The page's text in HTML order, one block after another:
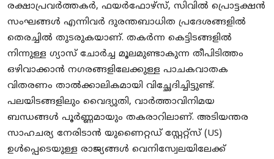
രക്ഷാപ്രവർത്തകർ, ഫയർഫോഴ്സ്, സിവിൽ പ്രൊട്ടക്ഷൻ
സംഘങ്ങൾ എന്നിവർ ദുരന്തബാധിത പ്രദേശങ്ങളിൽ
തെരച്ചിൽ തുടരുകയാണ്. തകർന്ന കെട്ടിടങ്ങളിൽ
നിന്നുള്ള ഗ്യാസ് ചോർച്ച മൂലമുണ്ടാകുന്ന തീപിടിത്തം
ഒഴിവാക്കാൻ നഗരങ്ങളിലേക്കുള്ള പാചകവാതക
വിതരണം താൽക്കാലികമായി വിച്ഛേദിച്ചിട്ടുണ്ട്.
പലയിടങ്ങളിലും വൈദ്യുതി, വാർത്താവിനിമയ
ബന്ധങ്ങൾ പൂർണ്ണമായും തകരാറിലാണ്. അടിയന്തര
സാഹചര്യ നേരിടാൻ യുണൈറ്റഡ് സ്റ്റേറ്റ്സ് (US)
ഉൾപ്പെടെയുള്ള രാജ്യങ്ങൾ വെനിസ്വേലയിലേക്ക്